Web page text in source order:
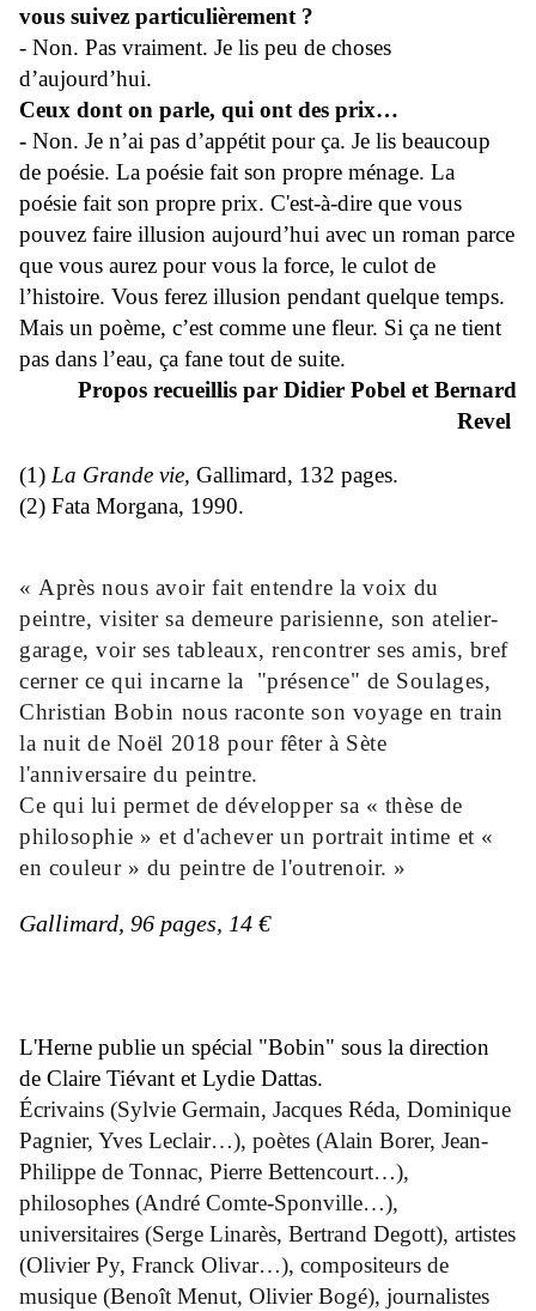
vous suivez particulièrement ?
- Non. Pas vraiment. Je lis peu de choses
d’aujourd’hui.
Ceux dont on parle, qui ont des prix…
- Non. Je n’ai pas d’appétit pour ça. Je lis beaucoup
de poésie. La poésie fait son propre ménage. La
poésie fait son propre prix. C'est-à-dire que vous
pouvez faire illusion aujourd’hui avec un roman parce
que vous aurez pour vous la force, le culot de
l’histoire. Vous ferez illusion pendant quelque temps.
Mais un poème, c’est comme une fleur. Si ça ne tient
pas dans l’eau, ça fane tout de suite.
Propos recueillis par Didier Pobel et Bernard
Revel
(1) La Grande vie, Gallimard, 132 pages.
(2) Fata Morgana, 1990.
« Après nous avoir fait entendre la voix du
peintre, visiter sa demeure parisienne, son atelier-
garage, voir ses tableaux, rencontrer ses amis, bref
cerner ce qui incarne la "présence" de Soulages,
Christian Bobin nous raconte son voyage en train
la nuit de Noël 2018 pour fêter à Sète
l'anniversaire du peintre.
Ce qui lui permet de développer sa « thèse de
philosophie » et d'achever un portrait intime et «
en couleur » du peintre de l'outrenoir. »
Gallimard, 96 pages, 14 €
L'Herne publie un spécial "Bobin" sous la direction
de Claire Tiévant et Lydie Dattas.
Écrivains (Sylvie Germain, Jacques Réda, Dominique
Pagnier, Yves Leclair…), poètes (Alain Borer, Jean-
Philippe de Tonnac, Pierre Bettencourt…),
philosophes (André Comte-Sponville…),
universitaires (Serge Linarès, Bertrand Degott), artistes
(Olivier Py, Franck Olivar…), compositeurs de
musique (Benoît Menut, Olivier Bogé), journalistes